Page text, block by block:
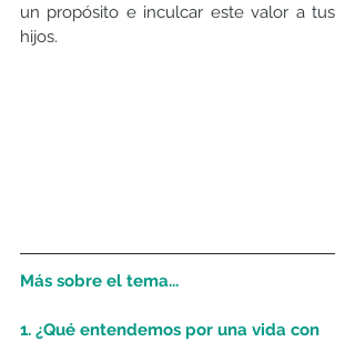
un propósito e inculcar este valor a tus
hijos.
Más sobre el tema...
1. ¿Qué entendemos por una vida con